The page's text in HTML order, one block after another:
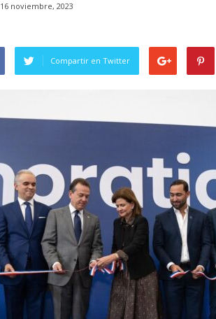
16 noviembre, 2023
Compartir en Twitter